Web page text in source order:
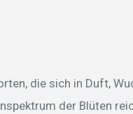
die sich in Duft,
der Blüten